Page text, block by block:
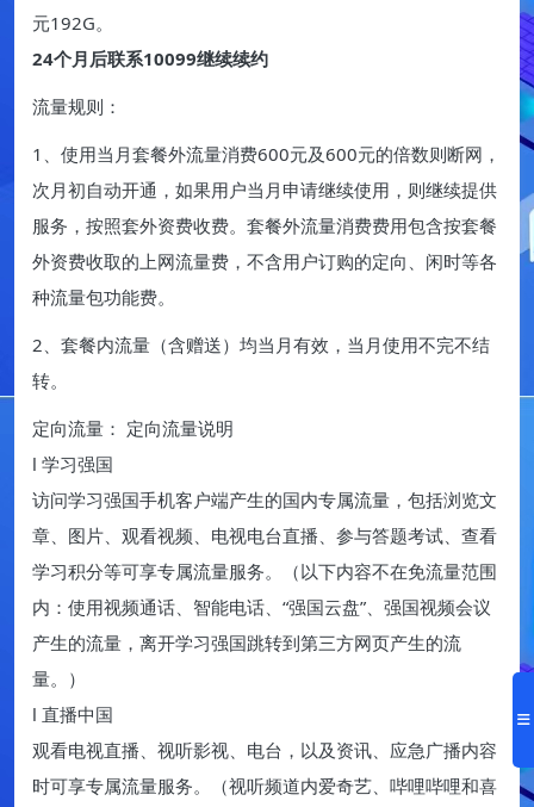
元192G。
24个月后联系10099继续续约
流量规则：
1、使用当月套餐外流量消费600元及600元的倍数则断网，
次月初自动开通，如果用户当月申请继续使用，则继续提供
服务，按照套外资费收费。套餐外流量消费费用包含按套餐
外资费收取的上网流量费，不含用户订购的定向、闲时等各
种流量包功能费。
2、套餐内流量（含赠送）均当月有效，当月使用不完不结
转。
定向流量： 定向流量说明
l 学习强国
访问学习强国手机客户端产生的国内专属流量，包括浏览文
章、图片、观看视频、电视电台直播、参与答题考试、查看
学习积分等可享专属流量服务。（以下内容不在免流量范围
内：使用视频通话、智能电话、“强国云盘”、强国视频会议
产生的流量，离开学习强国跳转到第三方网页产生的流
量。）
l 直播中国
观看电视直播、视听影视、电台，以及资讯、应急广播内容
时可享专属流量服务。（视听频道内爱奇艺、哔哩哔哩和喜